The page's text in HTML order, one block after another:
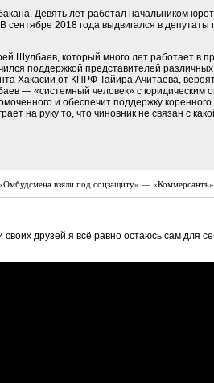
Девять лет работал начальником
2018 года выдвигался в
Шулбаев, который много лет работает в
поддержкой представителей
Хакасии от КПРФ Тайира Ачитаева,
— «системный человек» с юридическим
и обеспечит поддержку
на руку то, что чиновник не связан с
взяли под соцзащиту» — «Коммерсантъ»
друзей я всё равно остаюсь сам для